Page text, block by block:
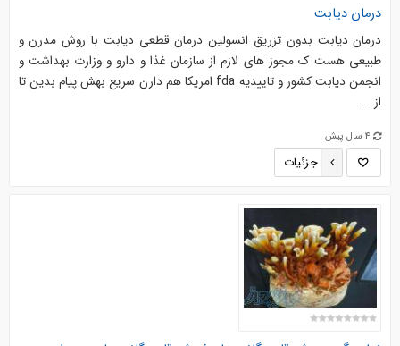
درمان دیابت
درمان دیابت بدون تزریق انسولین درمان قطعی دیابت با روش مدرن و
طبیعی هست ک مجوز های لازم از سازمان غذا و دارو و وزارت بهداشت و
انجمن دیابت کشور و تاییدیه fda امریکا هم دارن سریع بهش پیام بدین تا
از ...
4 سال پیش
جزئیات